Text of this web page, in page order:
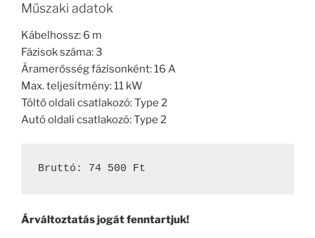
Műszaki adatok
Kábelhossz: 6 m
Fázisok száma: 3
Áramerősség fázisonként: 16 A
Max. teljesítmény: 11 kW
Töltő oldali csatlakozó: Type 2
Autó oldali csatlakozó: Type 2
Bruttó: 74 500 Ft
Árváltoztatás jogát fenntartjuk!